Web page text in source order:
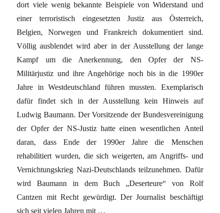
dort viele wenig bekannte Beispiele von Widerstand und
einer terroristisch eingesetzten Justiz aus Österreich,
Belgien, Norwegen und Frankreich dokumentiert sind.
Völlig ausblendet wird aber in der Ausstellung der lange
Kampf um die Anerkennung, den Opfer der NS-
Militärjustiz und ihre Angehörige noch bis in die 1990er
Jahre in Westdeutschland führen mussten. Exemplarisch
dafür findet sich in der Ausstellung kein Hinweis auf
Ludwig Baumann. Der Vorsitzende der Bundesvereinigung
der Opfer der NS-Justiz hatte einen wesentlichen Anteil
daran, dass Ende der 1990er Jahre die Menschen
rehabilitiert wurden, die sich weigerten, am Angriffs- und
Vernichtungskrieg Nazi-Deutschlands teilzunehmen. Dafür
wird Baumann in dem Buch „Deserteure“ von Rolf
Cantzen mit Recht gewürdigt. Der Journalist beschäftigt
sich seit vielen Jahren mit …